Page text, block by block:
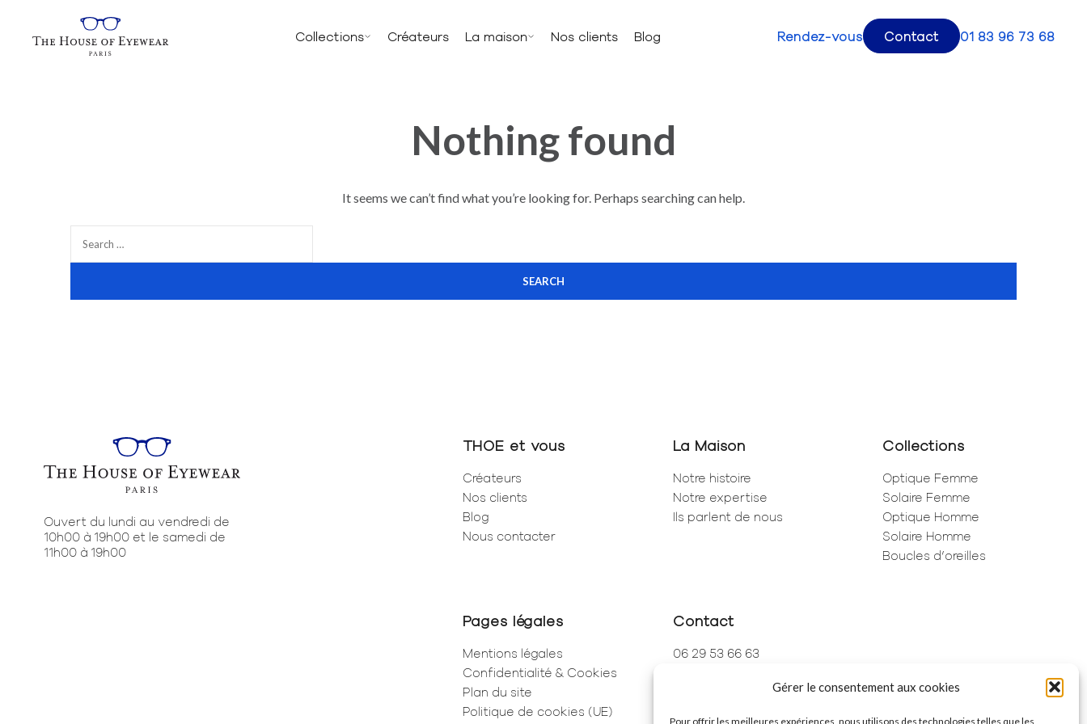
Gérer le consentement aux cookies
Pour offrir les meilleures expériences, nous utilisons des technologies telles que les
Collections Créateurs La maison Nos clients Blog Rendez-vous Contact 01 83 96 73 68
Nothing found
It seems we can’t find what you’re looking for. Perhaps searching can help.
Ouvert du lundi au vendredi de
10h00 à 19h00 et le samedi de
11h00 à 19h00
THOE et vous
Créateurs
Nos clients
Blog
Nous contacter
La Maison
Notre histoire
Notre expertise
Ils parlent de nous
Collections
Optique Femme
Solaire Femme
Optique Homme
Solaire Homme
Boucles d’oreilles
Pages légales
Mentions légales
Confidentialité & Cookies
Plan du site
Politique de cookies (UE)
Contact
06 29 53 66 63
250 Rue de Rivoli